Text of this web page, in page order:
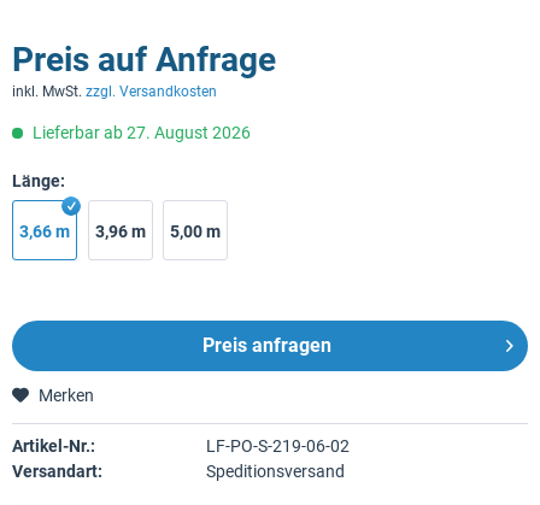
Preis auf Anfrage
inkl. MwSt. zzgl. Versandkosten
Lieferbar ab 27. August 2026
Länge:
3,66 m 3,96 m 5,00 m
Preis anfragen
Merken
Artikel-Nr.:
LF-PO-S-219-06-02
Versandart:
Speditionsversand